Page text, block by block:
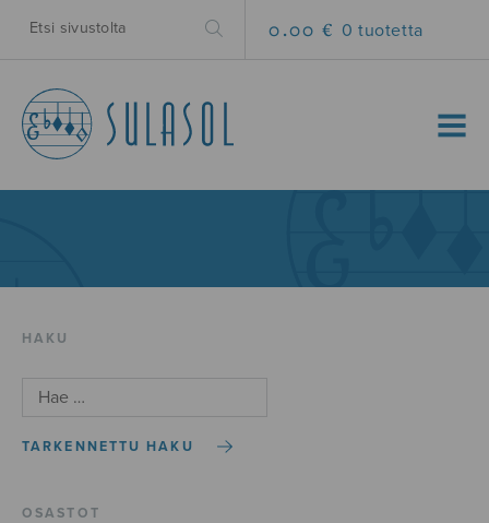
0.00 € 0 tuotetta
MENU
HAKU
TARKENNETTU HAKU
OSASTOT